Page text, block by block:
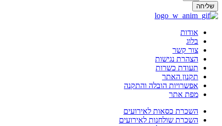
שליחה
אודות
בלוג
צור קשר
הצהרת נגישות
תעודת כשרות
תקנון האתר
אפשרויות הובלה והתקנה
מפת אתר
השכרת כסאות לאירועים
השכרת שולחנות לאירועים